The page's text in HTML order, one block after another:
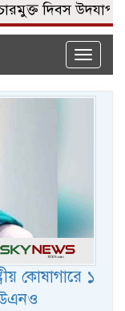
দিবস উদযাপনে
Toggle
কোষাগারে ১